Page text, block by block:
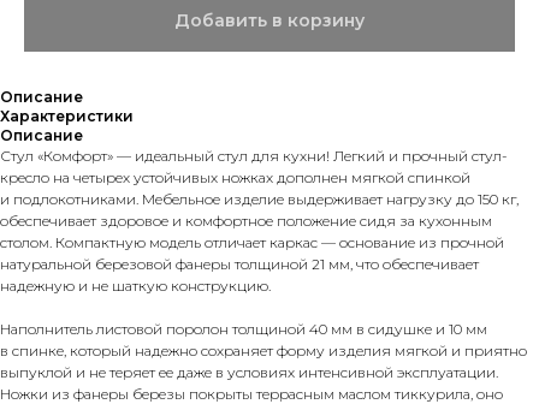
Добавить в корзину
Описание
Характеристики
Описание
Стул «Комфорт» — идеальный стул для кухни! Легкий и прочный стул-
кресло на четырех устойчивых ножках дополнен мягкой спинкой
и подлокотниками. Мебельное изделие выдерживает нагрузку до 150 кг,
обеспечивает здоровое и комфортное положение сидя за кухонным
столом. Компактную модель отличает каркас — основание из прочной
натуральной березовой фанеры толщиной 21 мм, что обеспечивает
надежную и не шаткую конструкцию.
Наполнитель листовой поролон толщиной 40 мм в сидушке и 10 мм
в спинке, который надежно сохраняет форму изделия мягкой и приятно
выпуклой и не теряет ее даже в условиях интенсивной эксплуатации.
Ножки из фанеры березы покрыты террасным маслом тиккурила, оно